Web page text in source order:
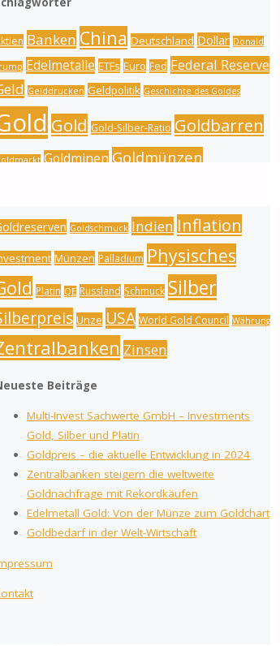
Banken China Deutschland Dollar Donald
Edelmetalle ETFs Euro Fed Federal Reserve
Gelddrucken Geldpolitik Geschichte des Goldes
Gold Gold-Silber-Ratio Goldbarren
GoldminenGoldmünzen
Goldschmuck Indien Inflation
Münzen Palladium Physisches
Platin QE Russland Schmuck Silber
Unze USA World Gold Council Währung
Zinsen
Beiträge
Multi-Invest Sachwerte GmbH – Investments
Gold, Silber und Platin
Goldpreis – die aktuelle Entwicklung in 2024
Zentralbanken steigern die weltweite
Goldnachfrage mit Rekordkäufen
Edelmetall Gold: Von der Münze zum Goldchart
Goldbedarf in der Welt-Wirtschaft